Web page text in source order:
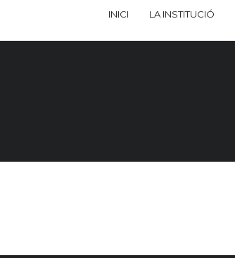
INICI LA INSTITUCIÓ